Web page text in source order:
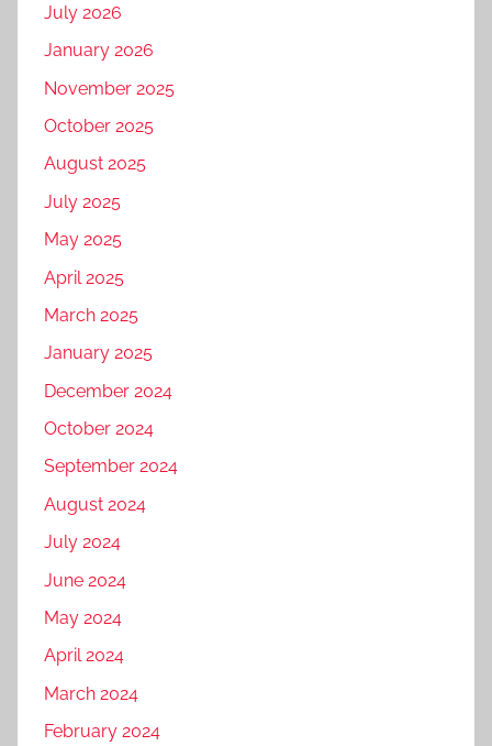
July 2026
January 2026
November 2025
October 2025
August 2025
July 2025
May 2025
April 2025
March 2025
January 2025
December 2024
October 2024
September 2024
August 2024
July 2024
June 2024
May 2024
April 2024
March 2024
February 2024